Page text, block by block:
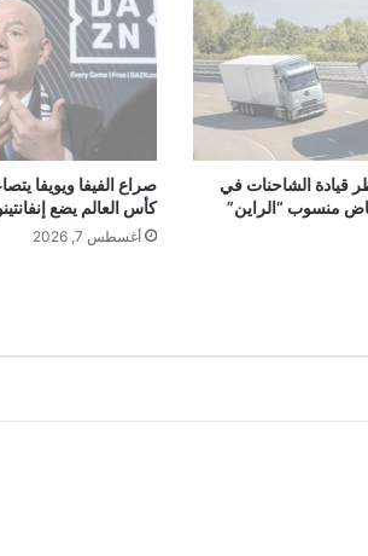
أ
ي
ق
و
ن
ة
ا
ل
س
قيادة الشاحنات في
منسوب “الراين”
صراع الفيفا ويويفا
كأس العالم يضع
أغسطس 7, 2026